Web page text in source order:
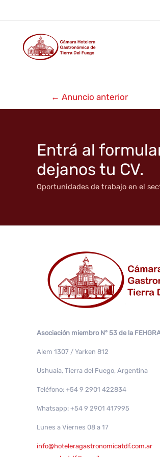
contenido
Navegación
de
← Anuncio anterior
Entrá al
dejanos tu CV.
Oportunidades de trabajo en el
Asociación miembro N° 53 de la
Alem 1307 / Yarken 812
Ushuaia, Tierra del Fuego, Argentina
Teléfono: +54 9 2901 422834
Whatsapp: +54 9 2901 417995
Lunes a Viernes 08 a 17
info@hoteleragastronomicatdf.com.ar